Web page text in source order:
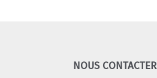
NOUS CONTACTER